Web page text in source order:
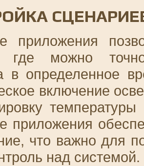
приложения
где можно
в определенное
включение
приложения
что важно для
над системой.